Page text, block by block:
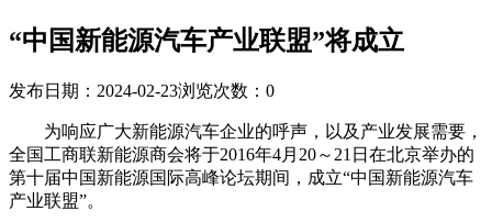
“中国新能源汽车产业联盟”将成立
发布日期：2024-02-23浏览次数： 0
为响应广大新能源汽车企业的呼声，以及产业发展需要，
全国工商联新能源商会将于2016年4月20～21日在北京举办的
第十届中国新能源国际高峰论坛期间，成立“中国新能源汽车
产业联盟”。